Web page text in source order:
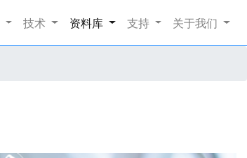
技术 资料库 支持 关于我们